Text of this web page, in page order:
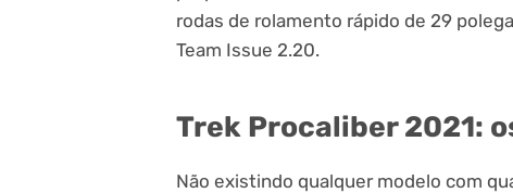
rodas de rolamento rápido de 29
Team Issue 2.20.
Trek Procaliber 2021:
Não existindo qualquer modelo com